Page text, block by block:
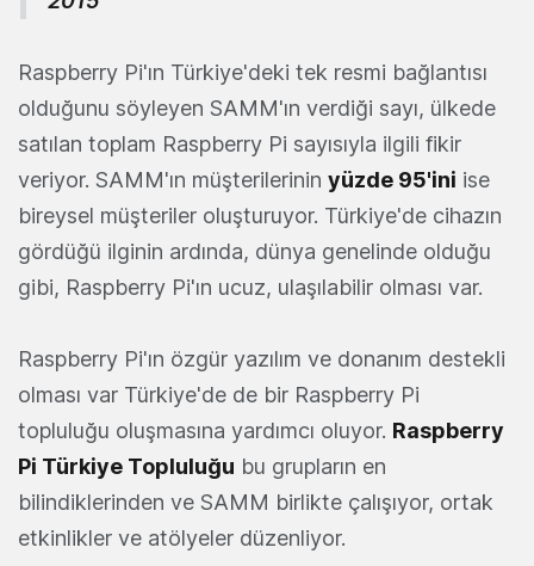
Raspberry Pi'ın Türkiye'deki tek resmi bağlantısı
olduğunu söyleyen SAMM'ın verdiği sayı, ülkede
satılan toplam Raspberry Pi sayısıyla ilgili fikir
veriyor. SAMM'ın müşterilerinin yüzde 95'ini ise
bireysel müşteriler oluşturuyor. Türkiye'de cihazın
gördüğü ilginin ardında, dünya genelinde olduğu
gibi, Raspberry Pi'ın ucuz, ulaşılabilir olması var.
Raspberry Pi'ın özgür yazılım ve donanım destekli
olması var Türkiye'de de bir Raspberry Pi
topluluğu oluşmasına yardımcı oluyor. Raspberry
Pi Türkiye Topluluğu bu grupların en
bilindiklerinden ve SAMM birlikte çalışıyor, ortak
etkinlikler ve atölyeler düzenliyor.